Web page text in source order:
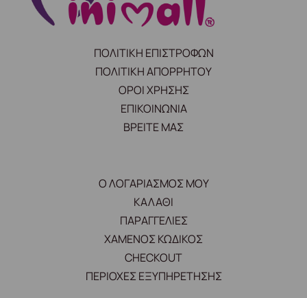
ΠΟΛΙΤΙΚΗ ΕΠΙΣΤΡΟΦΩΝ
ΠΟΛΙΤΙΚΗ ΑΠΟΡΡΗΤΟΥ
ΟΡΟΙ ΧΡΗΣΗΣ
ΕΠΙΚΟΙΝΩΝΙΑ
ΒΡΕΙΤΕ ΜΑΣ
Ο ΛΟΓΑΡΙΑΣΜΟΣ ΜΟΥ
ΚΑΛΑΘΙ
ΠΑΡΑΓΓΕΛΙΕΣ
ΧΑΜΕΝΟΣ ΚΩΔΙΚΟΣ
CHECKOUT
ΠΕΡΙΟΧΕΣ ΕΞΥΠΗΡΕΤΗΣΗΣ